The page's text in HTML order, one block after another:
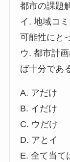
都市の課題
イ. 地域コ
可能性にと
ウ. 都市計
ば十分であ
A. アだけ
B. イだけ
C. ウだけ
D. アとイ
E. 全て当て